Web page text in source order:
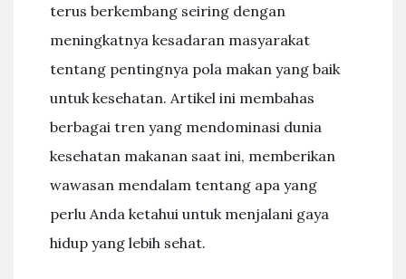
terus berkembang seiring dengan
meningkatnya kesadaran masyarakat
tentang pentingnya pola makan yang baik
untuk kesehatan. Artikel ini membahas
berbagai tren yang mendominasi dunia
kesehatan makanan saat ini, memberikan
wawasan mendalam tentang apa yang
perlu Anda ketahui untuk menjalani gaya
hidup yang lebih sehat.